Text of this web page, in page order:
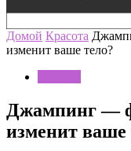
Домой Красота
изменит ваше тело?
Джампинг —
изменит ваше